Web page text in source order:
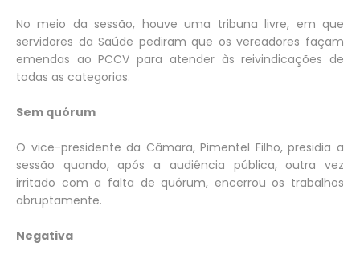
No meio da sessão, houve uma tribuna livre, em que
servidores da Saúde pediram que os vereadores façam
emendas ao PCCV para atender às reivindicações de
todas as categorias.
Sem quórum
O vice-presidente da Câmara, Pimentel Filho, presidia a
sessão quando, após a audiência pública, outra vez
irritado com a falta de quórum, encerrou os trabalhos
abruptamente.
Negativa